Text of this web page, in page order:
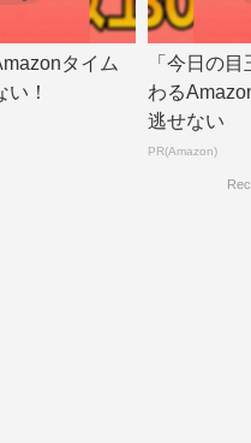
タイム
！
「今日の
わる
逃せない
PR(Amazon)